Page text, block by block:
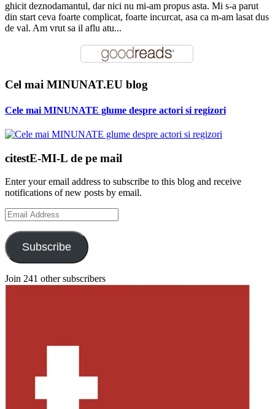
ghicit deznodamantul, dar nici nu mi-am propus asta. Mi s-a parut
din start ceva foarte complicat, foarte incurcat, asa ca m-am lasat dus
de val. Am vrut sa il aflu atu...
Cel mai MINUNAT.EU blog
Cele mai MINUNATE glume despre actori si regizori
citestE-MI-L de pe mail
Enter your email address to subscribe to this blog and receive
notifications of new posts by email.
Email
Address
Subscribe
Join 241 other subscribers